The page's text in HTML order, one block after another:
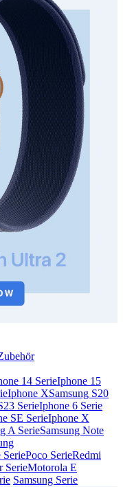
14 SerieIphone 15
Iphone XSamsung S20
SerieIphone 6 Serie
SE SerieIphone X
A SerieSamsung Note
SeriePoco SerieRedmi
SerieMotorola E
Samsung Serie